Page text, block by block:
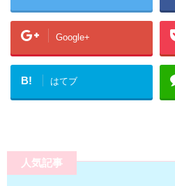
Google+
B! はてブ
人気記事